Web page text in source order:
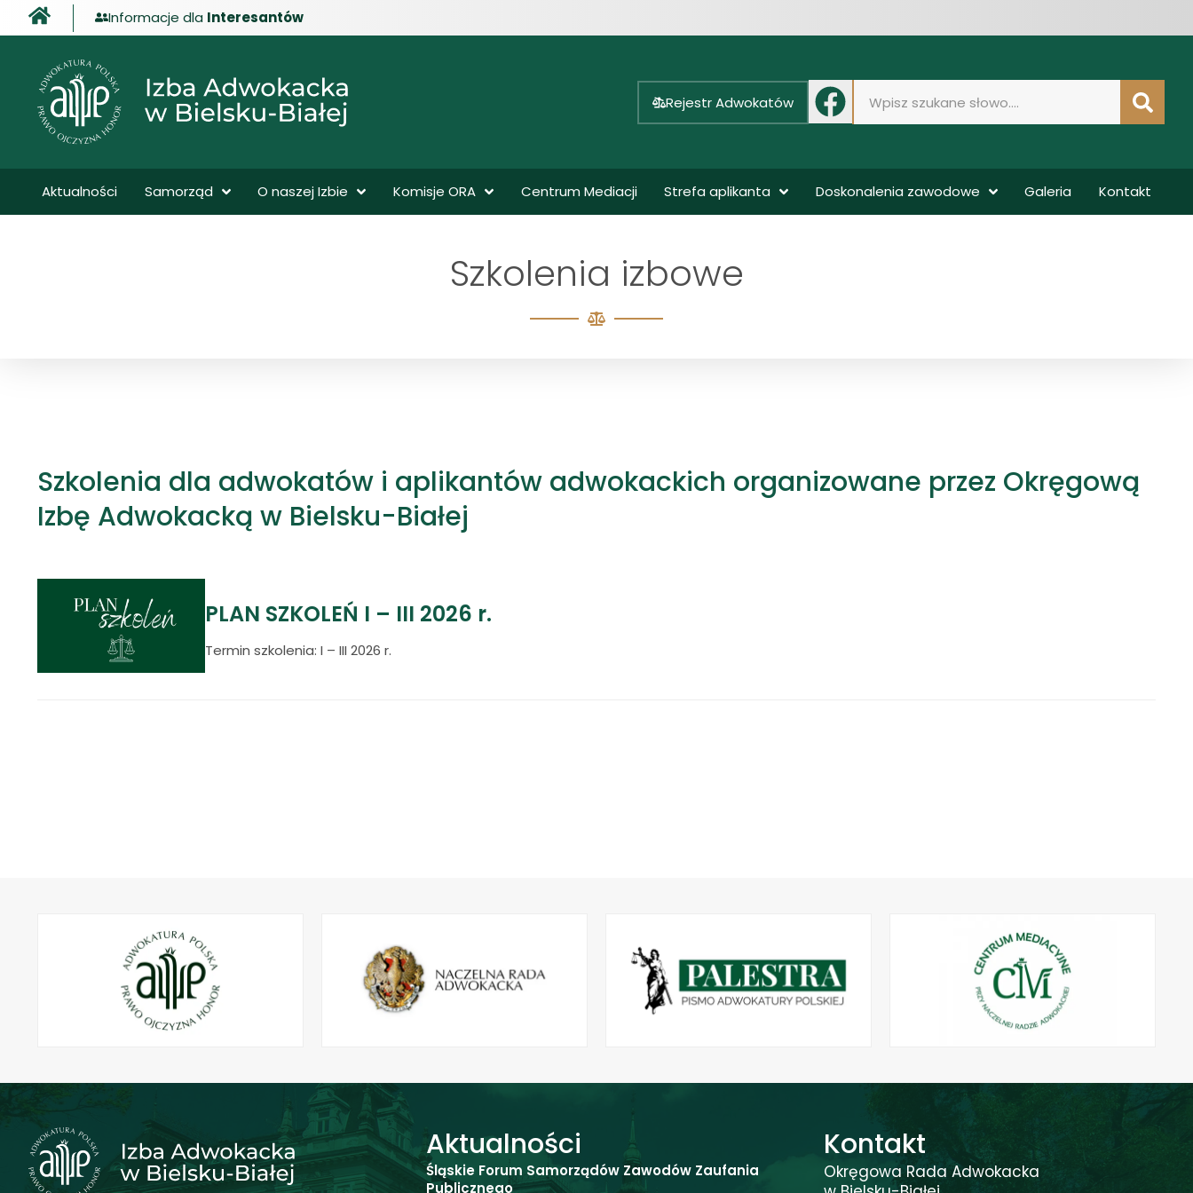
treści
Informacje dla Interesantów
Rejestr Adwokatów
Aktualności Samorząd O naszej Izbie Komisje ORA Centrum Mediacji Strefa aplikanta Doskonalenia zawodowe Galeria Kontakt
Szkolenia izbowe
Szkolenia dla adwokatów i aplikantów adwokackich organizowane przez Okręgową
Izbę Adwokacką w Bielsku-Białej
PLAN SZKOLEŃ I – III 2026 r.
Termin szkolenia: I – III 2026 r.
Aktualności
Śląskie Forum Samorządów Zawodów Zaufania
Publicznego
Kontakt
Okręgowa Rada Adwokacka